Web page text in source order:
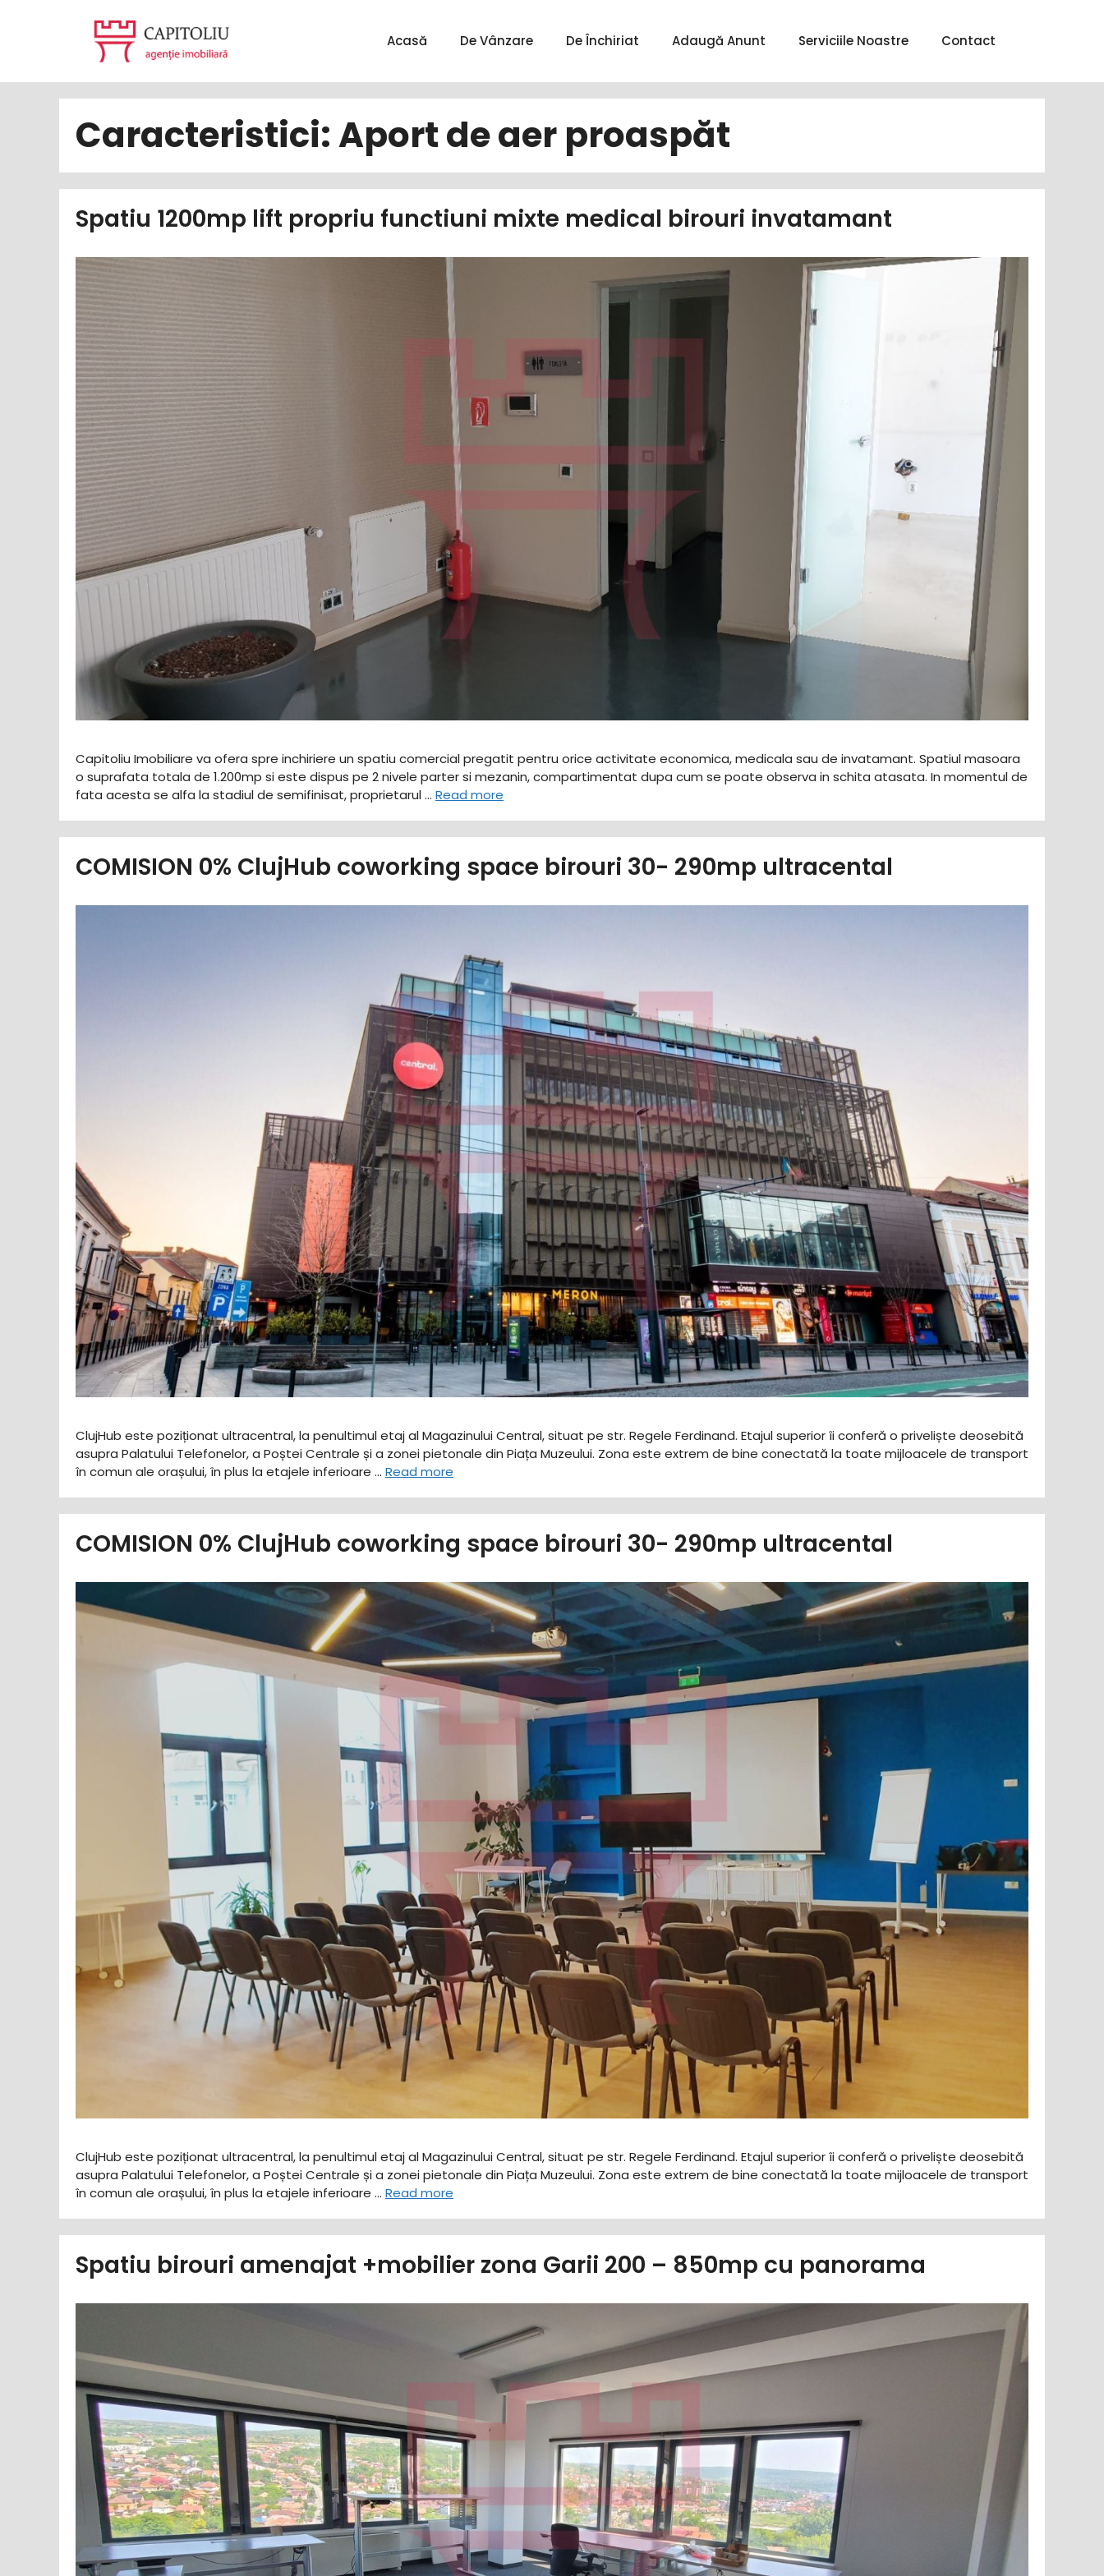
Acasă De Vânzare De Închiriat Adaugă Anunt Serviciile Noastre Contact
Caracteristici:Aport de aer proaspăt
Spatiu 1200mp lift propriu functiuni mixte medical birouri invatamant
Capitoliu Imobiliare va ofera spre inchiriere un spatiu comercial pregatit pentru orice activitate economica, medicala sau de invatamant. Spatiul masoara
o suprafata totala de 1.200mp si este dispus pe 2 nivele parter si mezanin, compartimentat dupa cum se poate observa in schita atasata. In momentul de
fata acesta se alfa la stadiul de semifinisat, proprietarul … Read more
COMISION 0% ClujHub coworking space birouri 30- 290mp ultracental
ClujHub este poziționat ultracentral, la penultimul etaj al Magazinului Central, situat pe str. Regele Ferdinand. Etajul superior îi conferă o priveliște deosebită
asupra Palatului Telefonelor, a Poștei Centrale și a zonei pietonale din Piața Muzeului. Zona este extrem de bine conectată la toate mijloacele de transport
în comun ale orașului, în plus la etajele inferioare … Read more
COMISION 0% ClujHub coworking space birouri 30- 290mp ultracental
ClujHub este poziționat ultracentral, la penultimul etaj al Magazinului Central, situat pe str. Regele Ferdinand. Etajul superior îi conferă o priveliște deosebită
asupra Palatului Telefonelor, a Poștei Centrale și a zonei pietonale din Piața Muzeului. Zona este extrem de bine conectată la toate mijloacele de transport
în comun ale orașului, în plus la etajele inferioare … Read more
Spatiu birouri amenajat +mobilier zona Garii 200 – 850mp cu panorama